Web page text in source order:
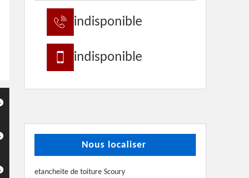
indisponible
indisponible
Nous localiser
etancheite de toiture Scoury